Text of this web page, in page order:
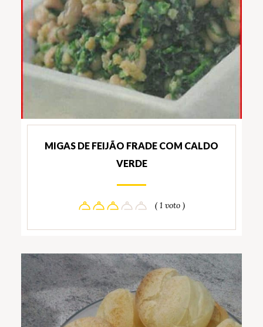
MIGAS DE FEIJÃO FRADE COM CALDO
VERDE
( 1 voto )